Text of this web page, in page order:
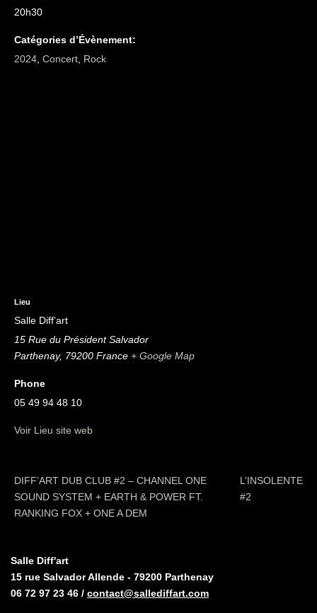
20h30
Catégories d’Évènement:
2024 Concert Rock
Lieu
Salle Diff’art
15 Rue du Président Salvador
Parthenay, 79200 France + Google Map
Phone
05 49 94 48 10
Voir Lieu site web
DIFF’ART DUB CLUB #2 – CHANNEL ONE
SOUND SYSTEM + EARTH & POWER FT.
RANKING FOX + ONE A DEM
L’INSOLENTE
#2
Salle Diff'art
15 rue Salvador Allende - 79200 Parthenay
06 72 97 23 46 / contact@sallediffart.com